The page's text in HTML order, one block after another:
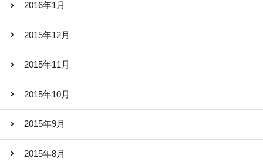
2016年1月
2015年12月
2015年11月
2015年10月
2015年9月
2015年8月